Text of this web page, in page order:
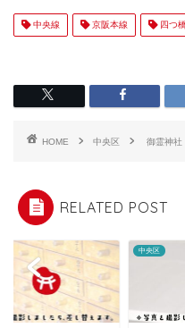
中央線 京阪本線 四つ
HOME 中央区 御霊神社
RELATED POST
中央区